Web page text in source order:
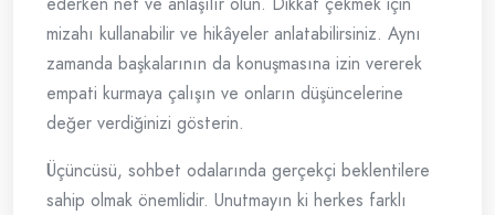
mizahı kullanabilir ve hikâyeler anlatabilirsiniz. Aynı
zamanda başkalarının da konuşmasına izin vererek
empati kurmaya çalışın ve onların düşüncelerine
değer verdiğinizi gösterin.
Üçüncüsü, sohbet odalarında gerçekçi beklentilere
sahip olmak önemlidir. Unutmayın ki herkes farklı